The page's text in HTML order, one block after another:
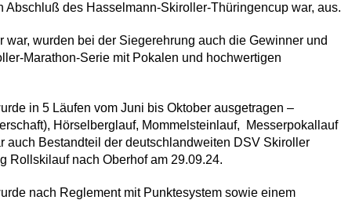
Abschluß des Hasselmann-Skiroller-Thüringencup war, aus.
wurden bei der Siegerehrung auch die Gewinner und
Marathon-Serie mit Pokalen und hochwertigen
in 5 Läufen vom Juni bis Oktober ausgetragen –
Hörselberglauf, Mommelsteinlauf, Messerpokallauf
auch Bestandteil der deutschlandweiten DSV Skiroller
Rollskilauf nach Oberhof am 29.09.24.
nach Reglement mit Punktesystem sowie einem